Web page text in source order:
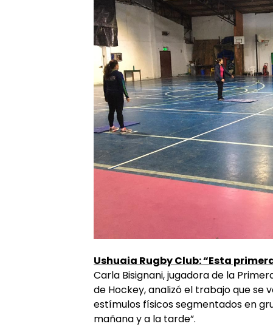
Ushuaia Rugby Club: “Esta
Carla Bisignani, jugadora de la
de Hockey, analizó el trabajo que se
estímulos físicos segmentados en
mañana y a la tarde”.